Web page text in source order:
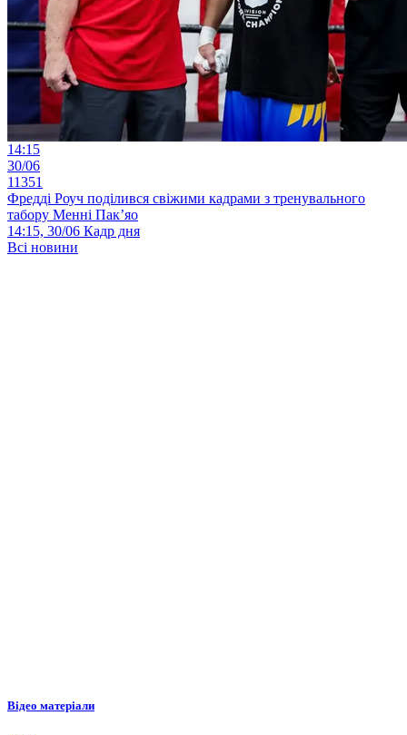
14:15
30/06
11351
Фредді Роуч поділився свіжими кадрами з тренувального
табору Менні Пак’яо
14:15, 30/06 Кадр дня
Всі новини
Відео матеріали